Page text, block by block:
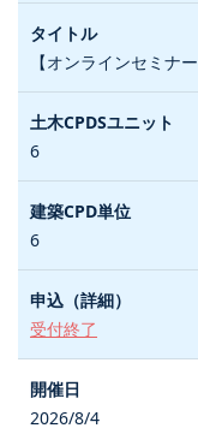
【オンラインセミナ
6
6
受付終了
2026/8/4